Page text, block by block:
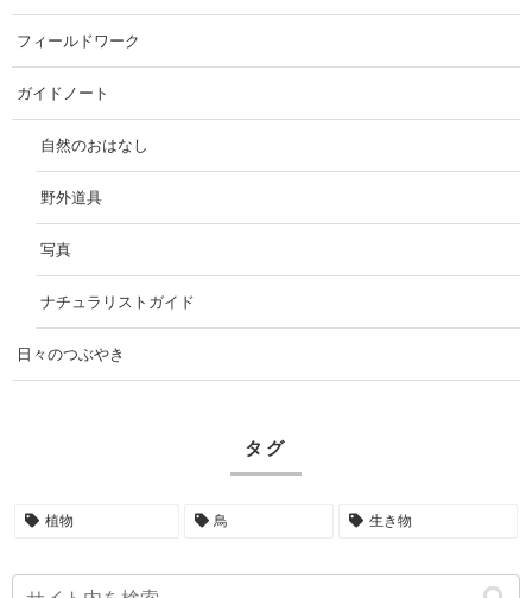
フィールドワーク
ガイドノート
自然のおはなし
野外道具
写真
ナチュラリストガイド
日々のつぶやき
タグ
植物 鳥 生き物